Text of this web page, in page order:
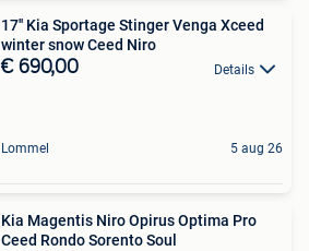
17'' Kia Sportage Stinger Venga Xceed
winter snow Ceed Niro
€ 690,00 Details
Lommel 5 aug 26
Kia Magentis Niro Opirus Optima Pro
Ceed Rondo Sorento Soul